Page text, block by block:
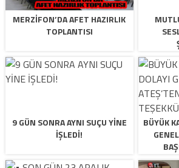
MERZİFON’DA AFET HAZIRLIK
TOPLANTISI
9 GÜN SONRA AYNI SUÇU YİNE
İŞLEDİ!
BÜYÜK